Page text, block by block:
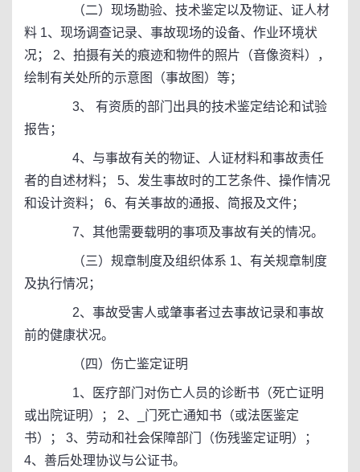
（二）现场勘验、技术鉴定以及物证、证人材
料 1、现场调查记录、事故现场的设备、作业环境状
况； 2、拍摄有关的痕迹和物件的照片（音像资料），
绘制有关处所的示意图（事故图）等；
3、 有资质的部门出具的技术鉴定结论和试验
报告；
4、与事故有关的物证、人证材料和事故责任
者的自述材料； 5、发生事故时的工艺条件、操作情况
和设计资料； 6、有关事故的通报、简报及文件；
7、其他需要载明的事项及事故有关的情况。
（三）规章制度及组织体系 1、有关规章制度
及执行情况；
2、事故受害人或肇事者过去事故记录和事故
前的健康状况。
（四）伤亡鉴定证明
1、医疗部门对伤亡人员的诊断书（死亡证明
或出院证明）； 2、_门死亡通知书（或法医鉴定
书）； 3、劳动和社会保障部门（伤残鉴定证明）；
4、善后处理协议与公证书。